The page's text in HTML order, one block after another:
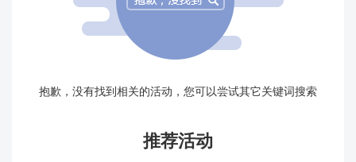
抱歉，没有找到相关的活动，您可以尝试其它关键词搜索
推荐活动